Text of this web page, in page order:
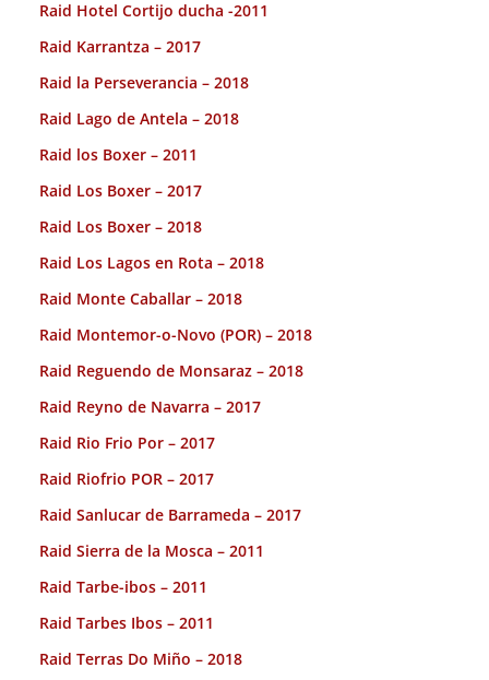
Raid Hotel Cortijo ducha -2011
Raid Karrantza – 2017
Raid la Perseverancia – 2018
Raid Lago de Antela – 2018
Raid los Boxer – 2011
Raid Los Boxer – 2017
Raid Los Boxer – 2018
Raid Los Lagos en Rota – 2018
Raid Monte Caballar – 2018
Raid Montemor-o-Novo (POR) – 2018
Raid Reguendo de Monsaraz – 2018
Raid Reyno de Navarra – 2017
Raid Rio Frio Por – 2017
Raid Riofrio POR – 2017
Raid Sanlucar de Barrameda – 2017
Raid Sierra de la Mosca – 2011
Raid Tarbe-ibos – 2011
Raid Tarbes Ibos – 2011
Raid Terras Do Miño – 2018